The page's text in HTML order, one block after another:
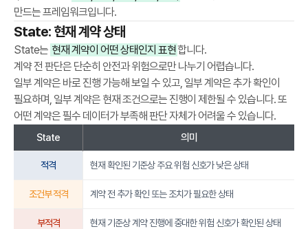
만드는 프레임워크입니다.
State: 현재 계약 상태
State는 현재 계약이 어떤 상태인지 표현합니다.
계약 전 판단은 단순히 안전과 위험으로만 나누기 어렵습니다.
일부 계약은 바로 진행 가능해 보일 수 있고, 일부 계약은 추가 확인이
필요하며, 일부 계약은 현재 조건으로는 진행이 제한될 수 있습니다. 또
어떤 계약은 필수 데이터가 부족해 판단 자체가 어려울 수 있습니다.
State 의미
적격 현재 확인된 기준상 주요 위험 신호가 낮은 상태
조건부 적격 계약 전 추가 확인 또는 조치가 필요한 상태
부적격 현재 기준상 계약 진행에 중대한 위험 신호가 확인된 상태
판
단
프
레
임
워
크
니
.